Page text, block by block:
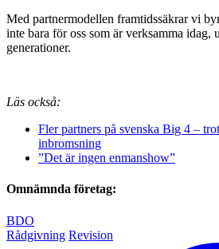
Med partnermodellen framtidssäkrar vi
inte bara för oss som är verksamma idag,
generationer.
Läs också:
Fler partners på svenska Big 4 –
inbromsning
”Det är ingen enmanshow”
Omnämnda företag:
BDO
Rådgivning Revision